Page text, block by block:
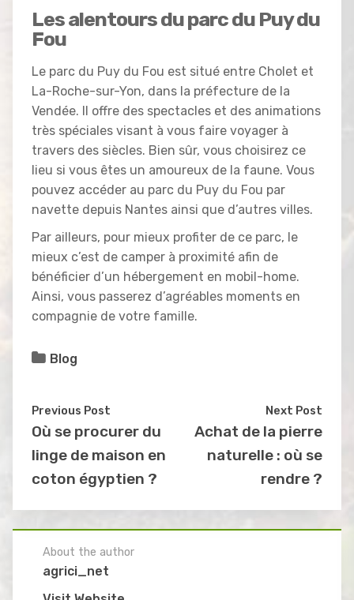
Les alentours du parc du Puy du
Fou
Le parc du Puy du Fou est situé entre Cholet et
La-Roche-sur-Yon, dans la préfecture de la
Vendée. Il offre des spectacles et des animations
très spéciales visant à vous faire voyager à
travers des siècles. Bien sûr, vous choisirez ce
lieu si vous êtes un amoureux de la faune. Vous
pouvez accéder au parc du Puy du Fou par
navette depuis Nantes ainsi que d’autres villes.
Par ailleurs, pour mieux profiter de ce parc, le
mieux c’est de camper à proximité afin de
bénéficier d’un hébergement en mobil-home.
Ainsi, vous passerez d’agréables moments en
compagnie de votre famille.
Blog
Previous Post
Où se procurer du
linge de maison en
coton égyptien ?
Next Post
Achat de la pierre
naturelle : où se
rendre ?
About the author
agrici_net